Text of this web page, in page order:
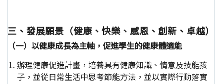
三、發展願景（健康、快樂、感恩、創新、卓越）
（一）以健康成長為主軸，促進學生的健康體適能
辦理健康促進計畫，培養具有健康知識、情意及技能孩
子，並從日常生活中思考節能方法，並以實際行動落實